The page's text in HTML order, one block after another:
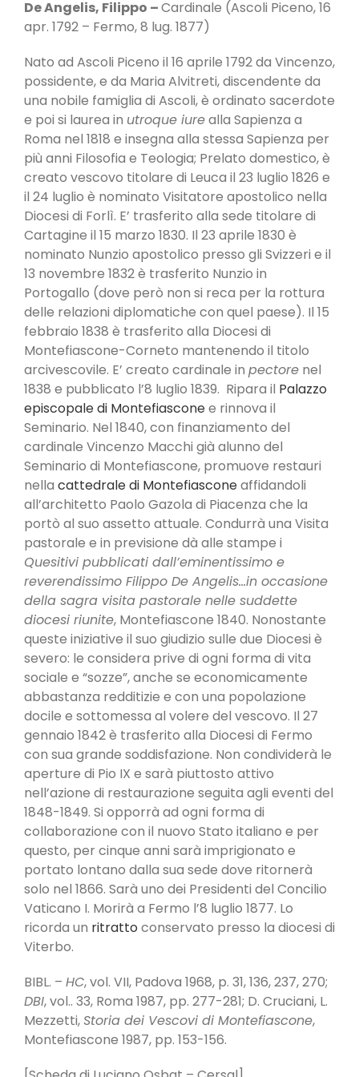
De Angelis, Filippo –Cardinale (Ascoli Piceno, 16
apr. 1792 – Fermo, 8 lug. 1877)
Nato ad Ascoli Piceno il 16 aprile 1792 da Vincenzo,
possidente, e da Maria Alvitreti, discendente da
una nobile famiglia di Ascoli, è ordinato sacerdote
e poi si laurea in utroque iurealla Sapienza a
Roma nel 1818 e insegna alla stessa Sapienza per
più anni Filosofia e Teologia; Prelato domestico, è
creato vescovo titolare di Leuca il 23 luglio 1826 e
il 24 luglio è nominato Visitatore apostolico nella
Diocesi di Forlì. E’ trasferito alla sede titolare di
Cartagine il 15 marzo 1830. Il 23 aprile 1830 è
nominato Nunzio apostolico presso gli Svizzeri e il
13 novembre 1832 è trasferito Nunzio in
Portogallo (dove però non si reca per la rottura
delle relazioni diplomatiche con quel paese). Il 15
febbraio 1838 è trasferito alla Diocesi di
Montefiascone-Corneto mantenendo il titolo
arcivescovile. E’ creato cardinale in pectore nel
1838 e pubblicato l’8 luglio 1839. Ripara il Palazzo
episcopale di Montefiasconee rinnova il
Seminario. Nel 1840, con finanziamento del
cardinale Vincenzo Macchi già alunno del
Seminario di Montefiascone, promuove restauri
nella cattedrale di Montefiasconeaffidandoli
all’architetto Paolo Gazola di Piacenza che la
portò al suo assetto attuale. Condurrà una Visita
pastorale e in previsione dà alle stampe i
Quesitivi pubblicati dall’eminentissimo e
reverendissimo Filippo De Angelis…in occasione
della sagra visita pastorale nelle suddette
diocesi riunite, Montefiascone 1840. Nonostante
queste iniziative il suo giudizio sulle due Diocesi è
severo: le considera prive di ogni forma di vita
sociale e “sozze”, anche se economicamente
abbastanza redditizie e con una popolazione
docile e sottomessa al volere del vescovo. Il 27
gennaio 1842 è trasferito alla Diocesi di Fermo
con sua grande soddisfazione. Non condividerà le
aperture di Pio IX e sarà piuttosto attivo
nell’azione di restaurazione seguita agli eventi del
1848-1849. Si opporrà ad ogni forma di
collaborazione con il nuovo Stato italiano e per
questo, per cinque anni sarà imprigionato e
portato lontano dalla sua sede dove ritornerà
solo nel 1866. Sarà uno dei Presidenti del Concilio
Vaticano I. Morirà a Fermo l’8 luglio 1877. Lo
ricorda un ritratto conservato presso la diocesi di
Viterbo.
BIBL. – HC, vol. VII, Padova 1968, p. 31, 136, 237, 270;
DBI, vol.. 33, Roma 1987, pp. 277-281; D. Cruciani, L.
Mezzetti,Storia dei Vescovi di Montefiascone,
Montefiascone 1987, pp. 153-156.